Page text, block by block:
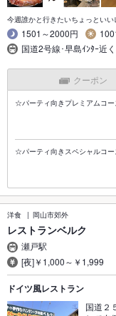
今週誰かと行きたいちょっといい
1501～2000円
国道2号線･早島ｲﾝﾀｰ近
クーポン
☆パーティ向きプレミアムコ
☆パーティ向きスペシャルコ
洋食 岡山市郊外
レストランベルク
瀬戸駅
[夜]￥1,000～￥1,999
ドイツ風レストラン
国道２